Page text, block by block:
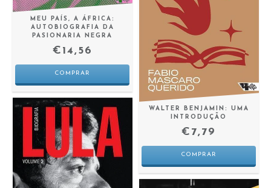
MEU PAÍS, A ÁFRICA:
AUTOBIOGRAFIA DA
PASIONARIA NEGRA
€14,56
WALTER BENJAMIN: UMA
INTRODUÇÃO
€7,79